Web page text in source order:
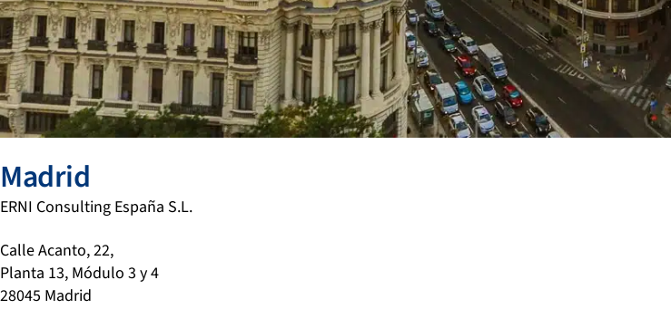
Madrid
ERNI Consulting España S.L.
Calle Acanto, 22,
Planta 13, Módulo 3 y 4
28045 Madrid